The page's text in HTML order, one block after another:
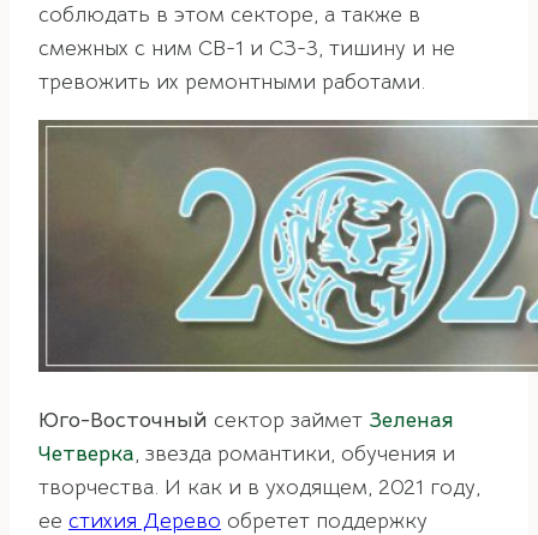
соблюдать в этом секторе, а также в
смежных с ним СВ-1 и СЗ-3, тишину и не
тревожить их ремонтными работами.
Юго-Восточный сектор займет Зеленая
Четверка, звезда романтики, обучения и
творчества. И как и в уходящем, 2021 году,
ее стихия Дерево обретет поддержку